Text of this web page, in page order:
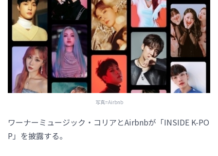
写真=Airbnb
ワーナーミュージック・コリアとAirbnbが「INSIDE K-PO
P」を披露する。